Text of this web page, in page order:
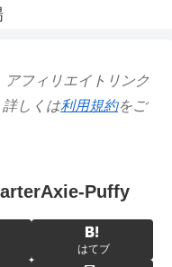
アフィリエイトリンク
しくは利用規約をご
Puffy
はてブ